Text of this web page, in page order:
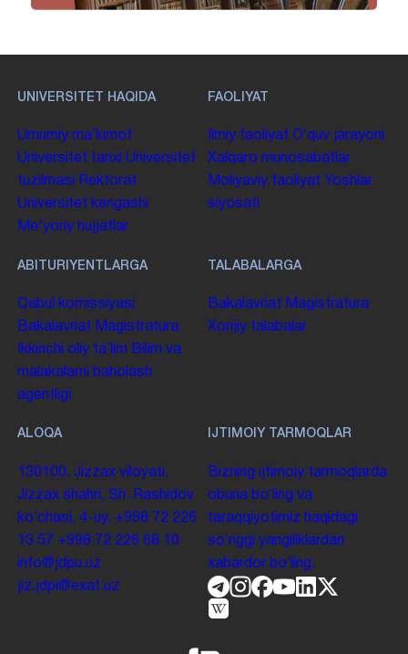
UNIVERSITET HAQIDA
Umumiy maʼlumot
Universitet tarixi Universitet
tuzilmasi
Rektorat
Universitet kengashi
Me'yoriy hujjatlar
FAOLIYAT
Ilmiy faoliyat Oʻquv jarayoni
Xalqaro munosabatlar
Moliyaviy faoliyat Yoshlar
siyosati
ABITURIYENTLARGA
Qabul komissiyasi
Bakalavriat Magistratura
Ikkinchi oliy taʼlim Bilim va
malakalarni baholash
agentligi
TALABALARGA
Bakalavriat Magistratura
Xorijiy talabalar
ALOQA
130100. Jizzax viloyati,
Jizzax shahri, Sh. Rashidov
koʻchasi, 4-uy. +998 72 226
13 57 +998 72 226 68 10
info@jdpu.uz
jiz.jdpi@exat.uz
IJTIMOIY TARMOQLAR
Bizning ijtimoiy tarmoqlarda
obuna boʻling va
taraqqiyotimiz haqidagi
soʻnggi yangiliklardan
xabardor boʻling.